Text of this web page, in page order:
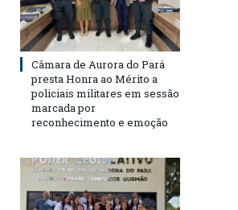
Câmara de Aurora do Pará
presta Honra ao Mérito a
policiais militares em sessão
marcada por
reconhecimento e emoção